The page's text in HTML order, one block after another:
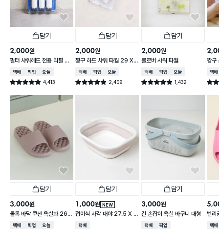
담기
2,000원
필터 샤워헤드 전용 리필 필
터 3개입
택배배송매장픽업오늘배송
별점 4.9점 4,413
건 작성
담기
2,000원
짱구 하드 샤워 타월 29 X
95 cm
택배배송매장픽업오늘배송
별점 4.9점 2,409
건 작성
담기
2,000원
클로버 샤워 타월
택배배송매장픽업오늘배송
별점 4.9점 1,432
건 작성
짱구
X
택배
별점
담기
3,000원
볼록 바닥 쿠션 욕실화 260
~280 mm
택배배송매장픽업오늘배송
담기
NEW
1,000원
접이식 사각 대야 27.5 X 2
3 cm
택배배송
담기
3,000원
긴 손잡이 욕실 바구니 대형
택배배송매장픽업
벨리
택배